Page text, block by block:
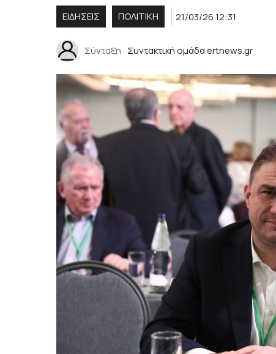
ΕΙΔΗΣΕΙΣ ΠΟΛΙΤΙΚΉ 21/03/26 12:31
Σύνταξη Συντακτική ομάδα ertnews.gr